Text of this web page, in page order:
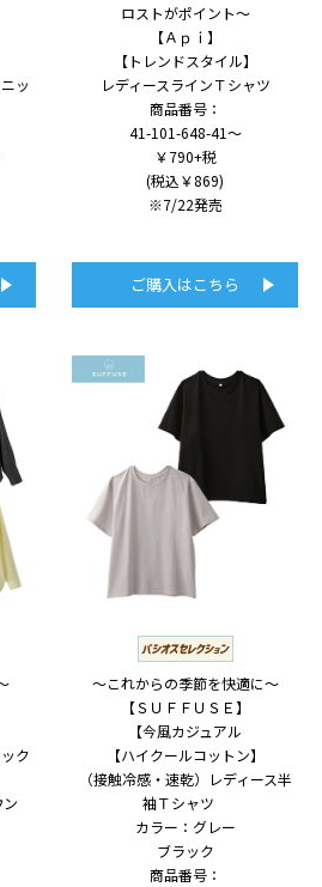
ッ
ロストがポイント～
【Ａｐｉ】
【トレンドスタイル】
レディースラインＴシャツ
商品番号：
41-101-648-41～
￥790+税
(税込￥869)
※7/22発売
ご購入はこちら
ク
～これからの季節を快適に～
【ＳＵＦＦＵＳＥ】
【今風カジュアル
【ハイクールコットン】
（接触冷感・速乾）レディース半
袖Ｔシャツ
カラー：グレー
ブラック
商品番号：